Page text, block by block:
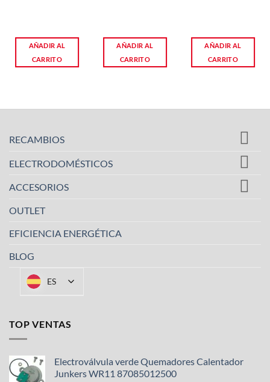
AÑADIR AL
CARRITO
AÑADIR AL
CARRITO
AÑADIR AL
CARRITO
RECAMBIOS
ELECTRODOMÉSTICOS
ACCESORIOS
OUTLET
EFICIENCIA ENERGÉTICA
BLOG
ES
TOP VENTAS
Electroválvula verde Quemadores Calentador
Junkers WR11 87085012500